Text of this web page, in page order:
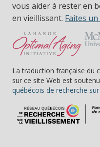
vous aider à rester en
en vieillissant. Faites
La traduction française du
sur ce site Web est
québécois de recherche